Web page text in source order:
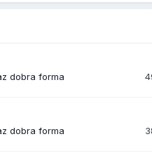
dobra forma
dobra forma